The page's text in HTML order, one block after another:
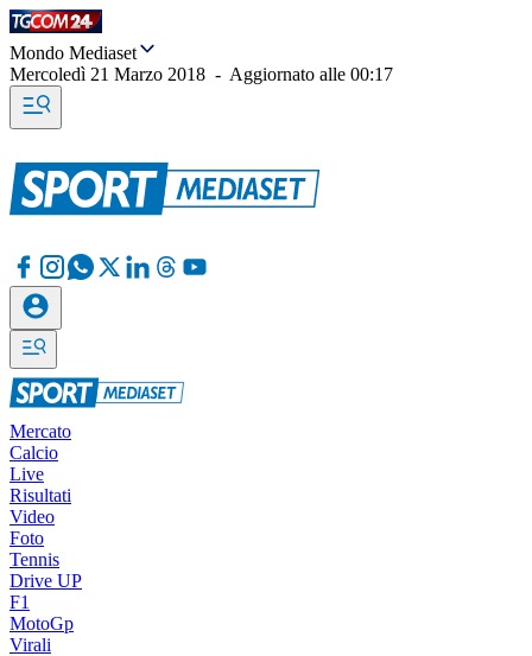
Mondo Mediaset
Mercoledì 21 Marzo 2018 - Aggiornato alle 00:17
Mercato
Calcio
Live
Risultati
Video
Foto
Tennis
Drive UP
F1
MotoGp
Virali